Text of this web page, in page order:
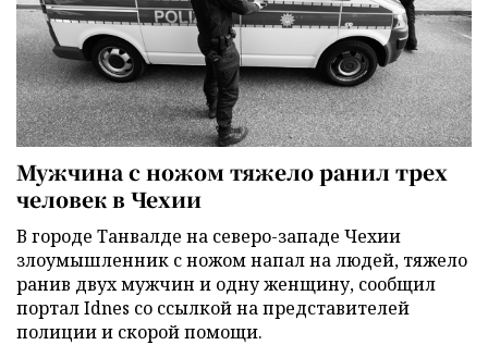
Мужчина с ножом тяжело ранил трех
человек в Чехии
В городе Танвалде на северо-западе Чехии
злоумышленник с ножом напал на людей, тяжело
ранив двух мужчин и одну женщину, сообщил
портал Idnes со ссылкой на представителей
полиции и скорой помощи.